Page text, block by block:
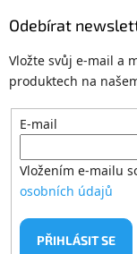
Odebírat
Vložte svůj e-mail a
produktech na
E-mail
Vložením e-mailu
osobních údajů
PŘIHLÁSIT SE